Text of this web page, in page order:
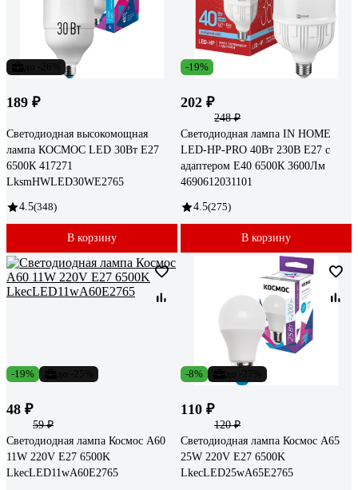
189 ₽
Светодиодная высокомощная
лампа КОСМОС LED 30Вт E27
6500К 417271
LksmHWLED30WE2765
4.5(348)
В корзину
-19%
202 ₽
248 ₽
Светодиодная лампа IN HOME
LED-HP-PRO 40Вт 230В Е27 с
адаптером E40 6500К 3600Лм
4690612031101
4.5(275)
В корзину
-19%
48 ₽
59 ₽
Светодиодная лампа Космос А60
11W 220V E27 6500K
LkecLED11wA60E2765
-8%
110 ₽
120 ₽
Светодиодная лампа Космос А65
25W 220V E27 6500K
LkecLED25wA65E2765